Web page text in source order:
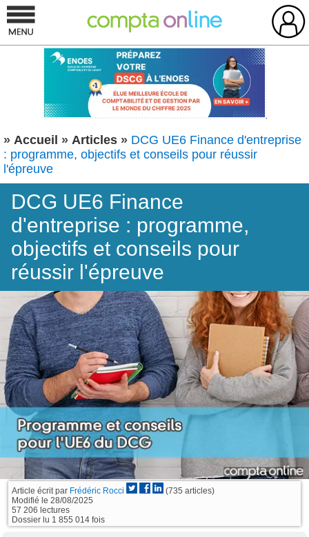
» Accueil » Articles » DCG UE6 Finance d'entreprise
: programme, objectifs et conseils pour réussir
l'épreuve
DCG UE6 Finance
d'entreprise : programme,
objectifs et conseils pour
réussir l'épreuve
Article écrit par Frédéric Rocci
(735 articles)
Modifié le 28/08/2025
57 206 lectures
Dossier lu 1 855 014 fois